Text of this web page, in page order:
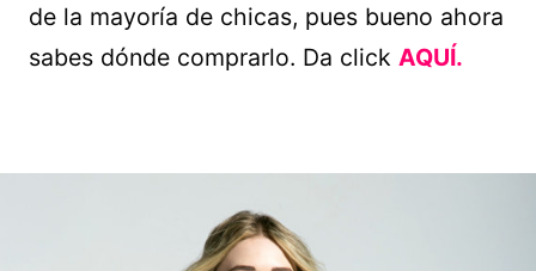
de la mayoría de chicas, pues bueno ahora
sabes dónde comprarlo. Da click AQUÍ.